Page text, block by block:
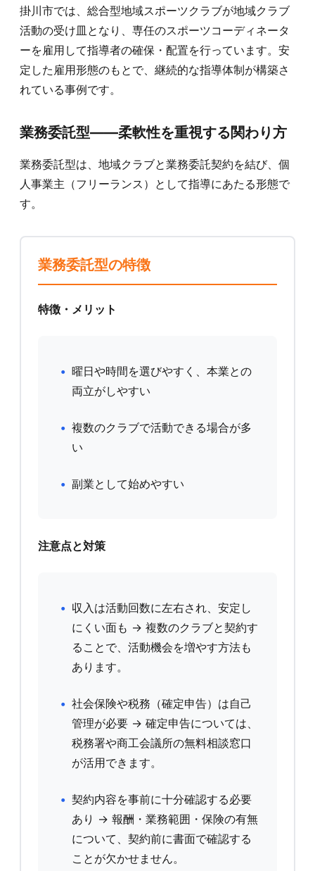
掛川市では、総合型地域スポーツクラブが地域クラブ
活動の受け皿となり、専任のスポーツコーディネータ
ーを雇用して指導者の確保・配置を行っています。安
定した雇用形態のもとで、継続的な指導体制が構築さ
れている事例です。
業務委託型——柔軟性を重視する関わり方
業務委託型は、地域クラブと業務委託契約を結び、個
人事業主（フリーランス）として指導にあたる形態で
す。
業務委託型の特徴
特徴・メリット
曜日や時間を選びやすく、本業との
両立がしやすい
複数のクラブで活動できる場合が多
い
副業として始めやすい
注意点と対策
収入は活動回数に左右され、安定し
にくい面も → 複数のクラブと契約す
ることで、活動機会を増やす方法も
あります。
社会保険や税務（確定申告）は自己
管理が必要 → 確定申告については、
税務署や商工会議所の無料相談窓口
が活用できます。
契約内容を事前に十分確認する必要
あり → 報酬・業務範囲・保険の有無
について、契約前に書面で確認する
ことが欠かせません。